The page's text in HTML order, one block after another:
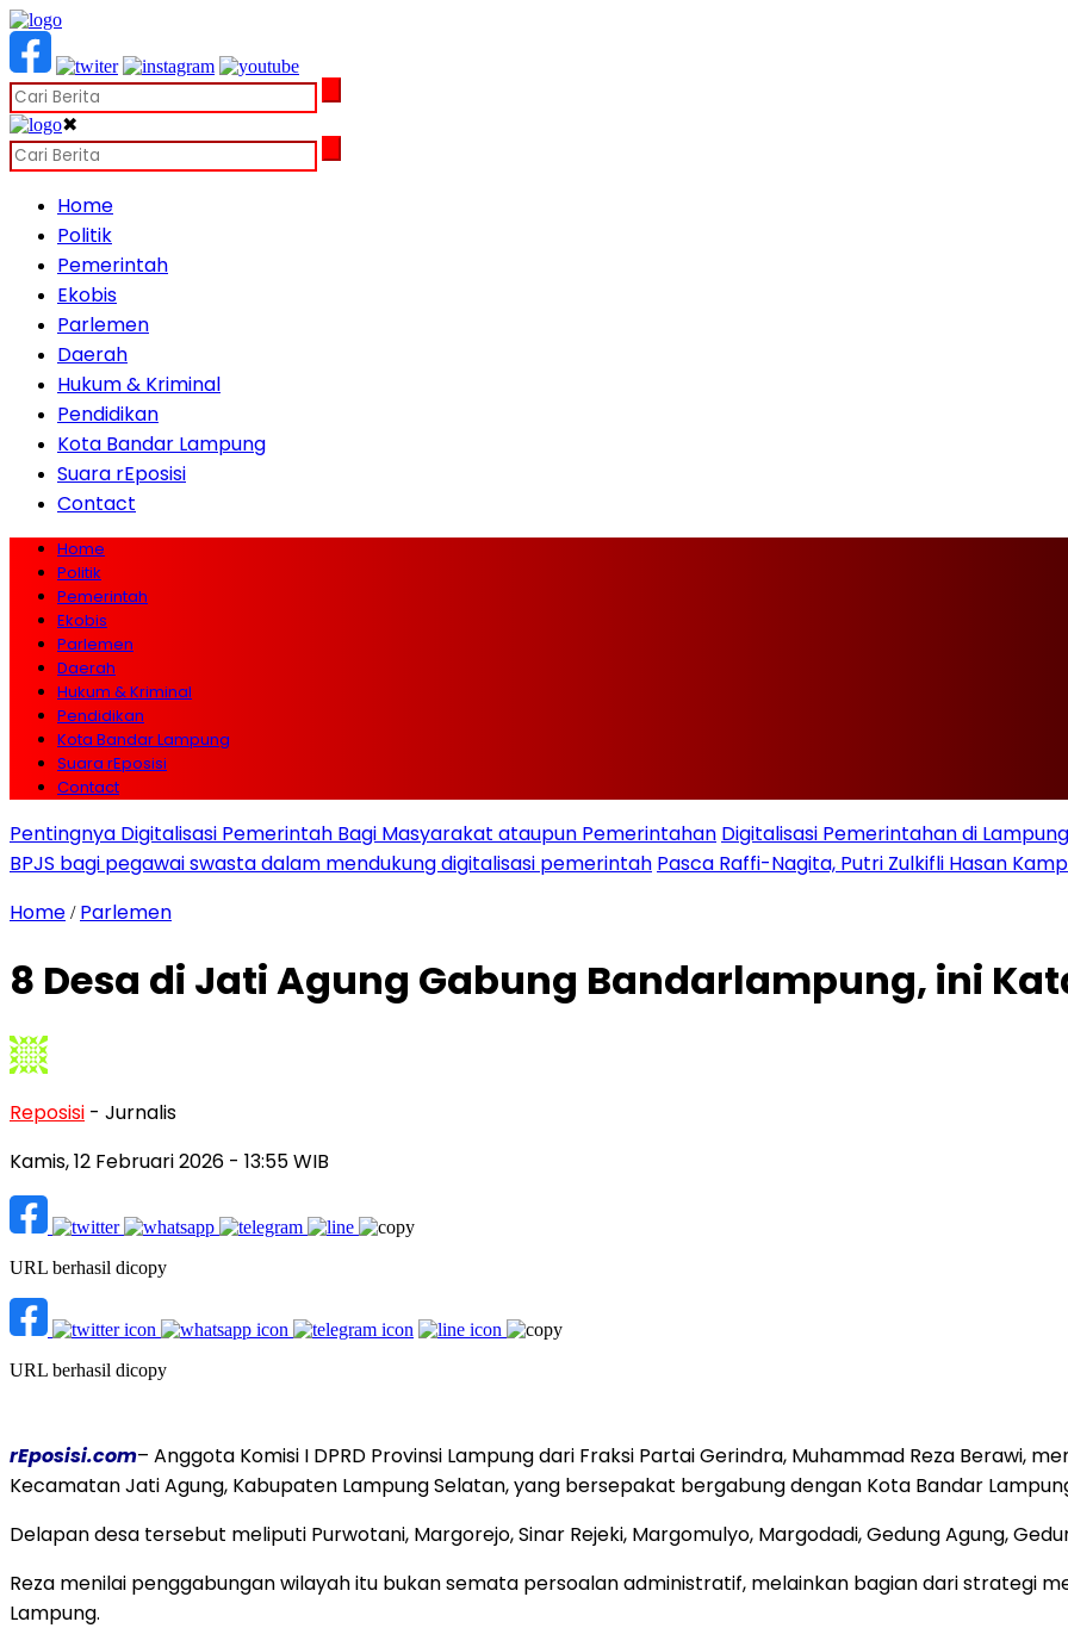
✖
Home
Politik
Pemerintah
Ekobis
Parlemen
Daerah
Hukum & Kriminal
Pendidikan
Kota Bandar Lampung
Suara rEposisi
Contact
Home
Politik
Pemerintah
Ekobis
Parlemen
Daerah
Hukum & Kriminal
Pendidikan
Kota Bandar Lampung
Suara rEposisi
Contact
Pentingnya Digitalisasi Pemerintah Bagi Masyarakat ataupun Pemerintahan Digitalisasi Pemerintahan di
BPJS bagi pegawai swasta dalam mendukung digitalisasi pemerintah Pasca Raffi-Nagita, Putri Zulkifli Hasan
Home / Parlemen
8 Desa di Jati Agung Gabung Bandarlampung, ini
Reposisi - Jurnalis
Kamis, 12 Februari 2026 - 13:55 WIB
URL berhasil dicopy
URL berhasil dicopy
rEposisi.com– Anggota Komisi I DPRD Provinsi Lampung dari Fraksi Partai Gerindra, Muhammad Reza Berawi,
Kecamatan Jati Agung, Kabupaten Lampung Selatan, yang bersepakat bergabung dengan Kota Bandar
Delapan desa tersebut meliputi Purwotani, Margorejo, Sinar Rejeki, Margomulyo, Margodadi, Gedung Agung,
Reza menilai penggabungan wilayah itu bukan semata persoalan administratif, melainkan bagian dari strategi
Lampung.